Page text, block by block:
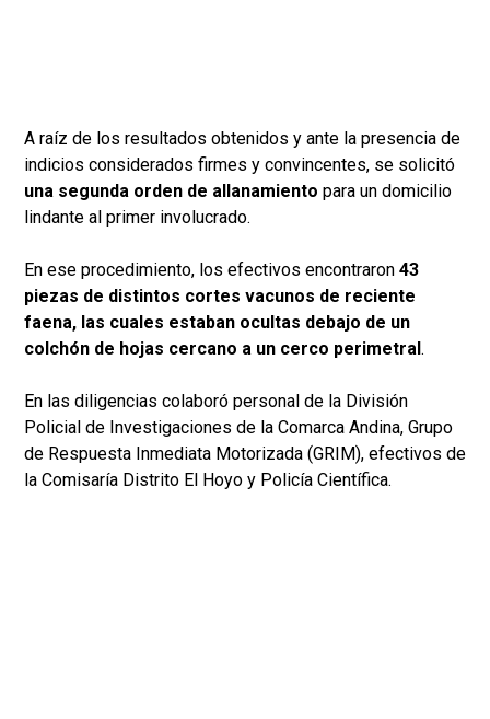
A raíz de los resultados obtenidos y ante la presencia de
indicios considerados firmes y convincentes, se solicitó
una segunda orden de allanamiento para un domicilio
lindante al primer involucrado.
En ese procedimiento, los efectivos encontraron 43
piezas de distintos cortes vacunos de reciente
faena, las cuales estaban ocultas debajo de un
colchón de hojas cercano a un cerco perimetral .
En las diligencias colaboró personal de la División
Policial de Investigaciones de la Comarca Andina, Grupo
de Respuesta Inmediata Motorizada (GRIM), efectivos de
la Comisaría Distrito El Hoyo y Policía Científica.